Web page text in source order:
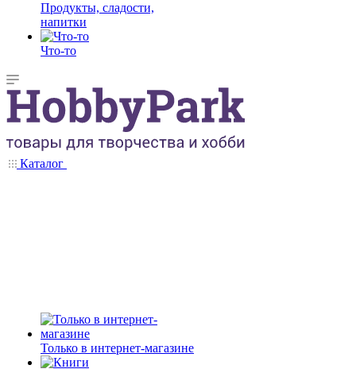
Продукты, сладости,
напитки
Что-то
Каталог
Только в интернет-магазине